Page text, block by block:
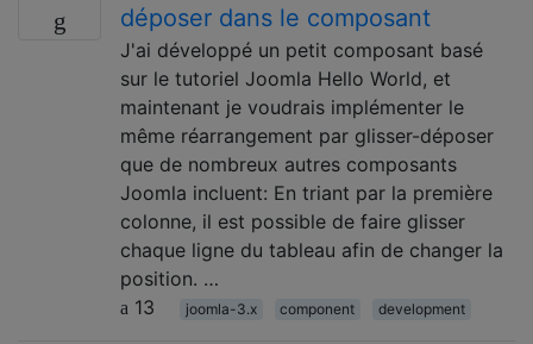
déposer dans le composant
J'ai développé un petit composant basé
sur le tutoriel Joomla Hello World, et
maintenant je voudrais implémenter le
même réarrangement par glisser-déposer
que de nombreux autres composants
Joomla incluent: En triant par la première
colonne, il est possible de faire glisser
chaque ligne du tableau afin de changer la
position. …
13
joomla-3.x component development